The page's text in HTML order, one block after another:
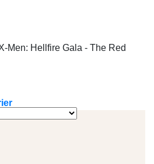
Men: Hellfire Gala - The Red